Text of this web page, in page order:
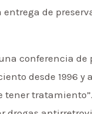
entrega de
conferencia
desde 1996 y